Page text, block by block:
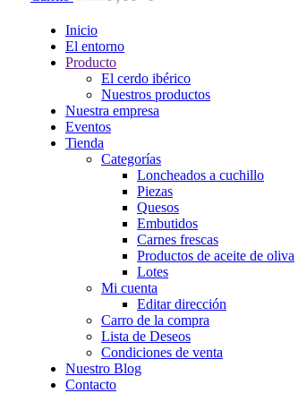
Inicio
El entorno
Producto
El cerdo ibérico
Nuestros productos
Nuestra empresa
Eventos
Tienda
Categorías
Loncheados a cuchillo
Piezas
Quesos
Embutidos
Carnes frescas
Productos de aceite de oliva
Lotes
Mi cuenta
Editar dirección
Carro de la compra
Lista de Deseos
Condiciones de venta
Nuestro Blog
Contacto